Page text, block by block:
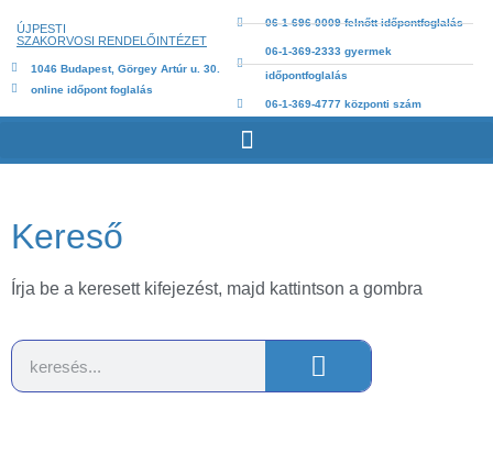
ÚJPESTI
SZAKORVOSI RENDELŐINTÉZET
1046 Budapest, Görgey Artúr u. 30.
online időpont foglalás
06-1-696-0009 felnőtt időpontfoglalás
06-1-369-2333 gyermek
időpontfoglalás
06-1-369-4777 központi szám
Kereső
Írja be a keresett kifejezést, majd kattintson a gombra